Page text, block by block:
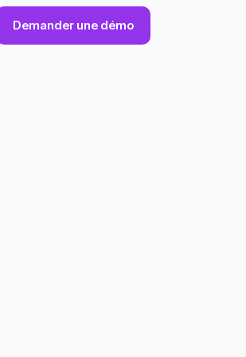
Demander une démo